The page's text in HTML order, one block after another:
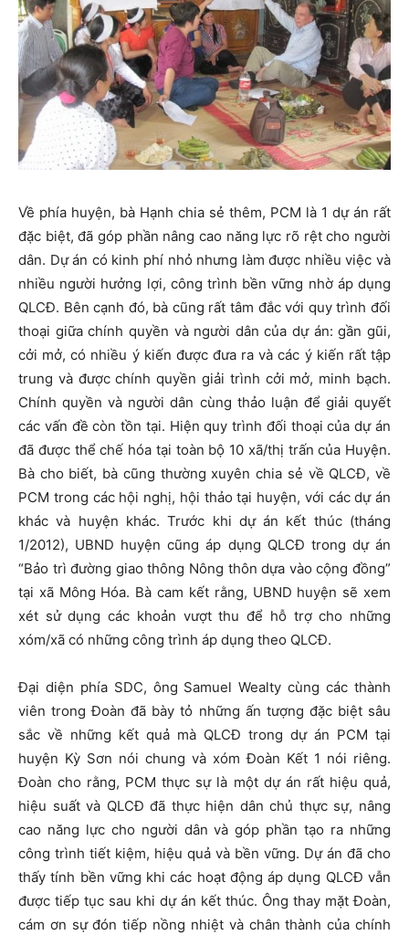
Về phía huyện, bà Hạnh chia sẻ thêm, PCM là 1 dự án rất
đặc biệt, đã góp phần nâng cao năng lực rõ rệt cho người
dân. Dự án có kinh phí nhỏ nhưng làm được nhiều việc và
nhiều người hưởng lợi, công trình bền vững nhờ áp dụng
QLCĐ. Bên cạnh đó, bà cũng rất tâm đắc với quy trình đối
thoại giữa chính quyền và người dân của dự án: gần gũi,
cởi mở, có nhiều ý kiến được đưa ra và các ý kiến rất tập
trung và được chính quyền giải trình cởi mở, minh bạch.
Chính quyền và người dân cùng thảo luận để giải quyết
các vấn đề còn tồn tại. Hiện quy trình đối thoại của dự án
đã được thể chế hóa tại toàn bộ 10 xã/thị trấn của Huyện.
Bà cho biết, bà cũng thường xuyên chia sẻ về QLCĐ, về
PCM trong các hội nghị, hội thảo tại huyện, với các dự án
khác và huyện khác. Trước khi dự án kết thúc (tháng
1/2012), UBND huyện cũng áp dụng QLCĐ trong dự án
“Bảo trì đường giao thông Nông thôn dựa vào cộng đồng”
tại xã Mông Hóa. Bà cam kết rằng, UBND huyện sẽ xem
xét sử dụng các khoản vượt thu để hỗ trợ cho những
xóm/xã có những công trình áp dụng theo QLCĐ.
Đại diện phía SDC, ông Samuel Wealty cùng các thành
viên trong Đoàn đã bày tỏ những ấn tượng đặc biệt sâu
sắc về những kết quả mà QLCĐ trong dự án PCM tại
huyện Kỳ Sơn nói chung và xóm Đoàn Kết 1 nói riêng.
Đoàn cho rằng, PCM thực sự là một dự án rất hiệu quả,
hiệu suất và QLCĐ đã thực hiện dân chủ thực sự, nâng
cao năng lực cho người dân và góp phần tạo ra những
công trình tiết kiệm, hiệu quả và bền vững. Dự án đã cho
thấy tính bền vững khi các hoạt động áp dụng QLCĐ vẫn
được tiếp tục sau khi dự án kết thúc. Ông thay mặt Đoàn,
cám ơn sự đón tiếp nồng nhiệt và chân thành của chính